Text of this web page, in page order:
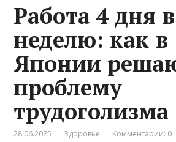
Работа 4 дня в
неделю: как в
Японии
проблему
трудоголизма
28.06.2025 Здоровье Комментарии: 0